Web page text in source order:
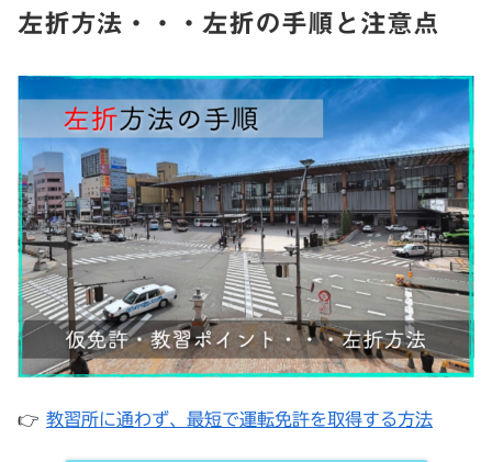
左折方法・・・左折の手順と注意点
👉 教習所に通わず、最短で運転免許を取得する方法